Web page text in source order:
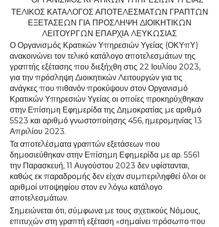
ΤΕΛΙΚΟΣ ΚΑΤΑΛΟΓΟΣ ΑΠΟΤΕΛΕΣΜΑΤΩΝ ΓΡΑΠΤΩΝ
ΕΞΕΤΑΣΕΩΝ ΓΙΑ ΠΡΟΣΛΗΨΗ ΔΙΟΙΚΗΤΙΚΩΝ
ΛΕΙΤΟΥΡΓΩΝ ΕΠΑΡΧΙΑ ΛΕΥΚΩΣΙΑΣ
Ο Οργανισμός Κρατικών Υπηρεσιών Υγείας (ΟΚΥπΥ)
ανακοινώνει τον τελικό κατάλογο αποτελεσμάτων της
γραπτής εξέτασης που διεξήχθη στις 22 Ιουλίου 2023,
για την πρόσληψη Διοικητικών Λειτουργών για τις
ανάγκες που πιθανόν προκύψουν στον Οργανισμό
Κρατικών Υπηρεσιών Υγείας οι οποίες προκηρύχθηκαν
στην Επίσημη Εφημερίδα της Δημοκρατίας με αριθμό
5523 και αριθμό γνωστοποίησης 456, ημερομηνίας 13
Απριλίου 2023.
Τα αποτελέσματα γραπτών εξετάσεων που
δημοσιεύθηκαν στην Επίσημη Εφημερίδα με αρ. 5561
την Παρασκευή, 11 Αυγούστου 2023 δεν υφίστανται,
καθώς εκ παραδρομής δεν είχαν συμπεριληφθεί όλοι οι
αριθμοί υποψηφίου στον εν λόγω κατάλογο
αποτελεσμάτων.
Σημειώνεται ότι, σύμφωνα με τους σχετικούς Νόμους,
επιτυχών στη γραπτή εξέταση «σημαίνει πρόσωπο που